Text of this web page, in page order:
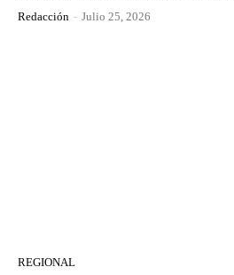
Redacción - Julio 25, 2026
REGIONAL